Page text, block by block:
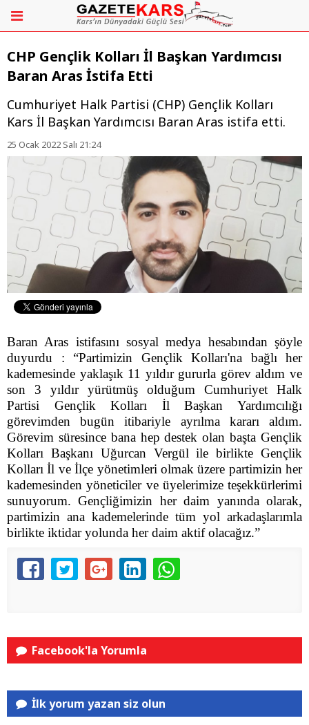
CHP Gençlik Kolları İl Başkan Yardımcısı
Baran Aras İstifa Etti
​​​​​​​Cumhuriyet Halk Partisi (CHP) Gençlik Kolları
Kars İl Başkan Yardımcısı Baran Aras istifa etti.
25 Ocak 2022 Salı 21:24
Baran Aras istifasını sosyal medya hesabından şöyle
duyurdu : “Partimizin Gençlik Kolları'na bağlı her
kademesinde yaklaşık 11 yıldır gururla görev aldım ve
son 3 yıldır yürütmüş olduğum Cumhuriyet Halk
Partisi Gençlik Kolları İl Başkan Yardımcılığı
görevimden bugün itibariyle ayrılma kararı aldım.
Görevim süresince bana hep destek olan başta Gençlik
Kolları Başkanı Uğurcan Vergül ile birlikte Gençlik
Kolları İl ve İlçe yönetimleri olmak üzere partimizin her
kademesinden yöneticiler ve üyelerimize teşekkürlerimi
sunuyorum. Gençliğimizin her daim yanında olarak,
partimizin ana kademelerinde tüm yol arkadaşlarımla
birlikte iktidar yolunda her daim aktif olacağız.”
Facebook'la Yorumla
İlk yorum yazan siz olun